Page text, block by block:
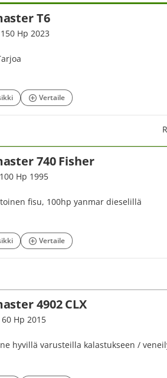
T6
Hp 2023
Vertaile
740 Fisher
Hp 1995
fisu, 100hp yanmar dieselillä
Vertaile
4902 CLX
Hp 2015
hyvillä varusteilla kalastukseen /